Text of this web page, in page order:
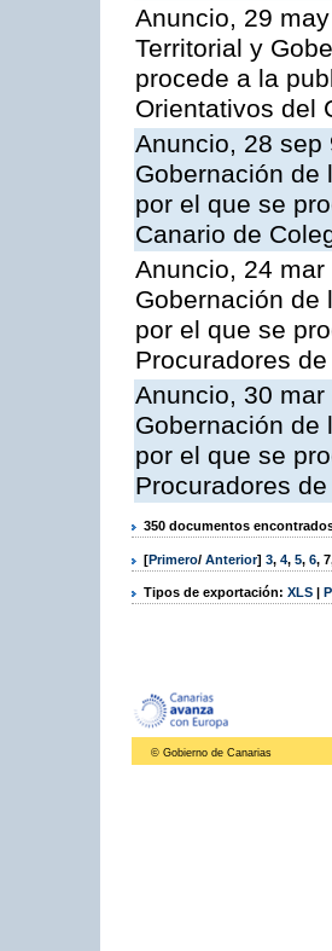
Anuncio, 29
Territorial y
procede a la
Orientativos del
Anuncio, 28 sep
Gobernación de
por el que se
Canario de
Anuncio, 24
Gobernación de
por el que se
Procuradores
Anuncio, 30
Gobernación de
por el que se
Procuradores
350 documentos
[Primero/ Anterior] 3, 4, 5, 6, 7
Tipos de exportación: XLS |
© Gobierno de Canarias